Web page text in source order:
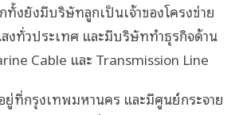
ทั้งยังมีบริษัทลูกเป็นเจ้าของโครงข่าย
งทั่วประเทศ และมีบริษัททำธุรกิจด้าน
Cable และ Transmission Line
ยู่ที่กรุงเทพมหานคร และมีศูนย์กระจาย